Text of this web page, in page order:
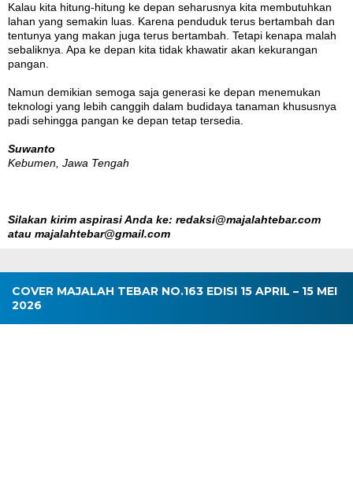
Kalau kita hitung-hitung ke depan seharusnya kita membutuhkan
lahan yang semakin luas. Karena penduduk terus bertambah dan
tentunya yang makan juga terus bertambah. Tetapi kenapa malah
sebaliknya. Apa ke depan kita tidak khawatir akan kekurangan
pangan.
Namun demikian semoga saja generasi ke depan menemukan
teknologi yang lebih canggih dalam budidaya tanaman khususnya
padi sehingga pangan ke depan tetap tersedia.
Suwanto
Kebumen, Jawa Tengah
Silakan kirim aspirasi Anda ke: redaksi@majalahtebar.com
atau majalahtebar@gmail.com
COVER MAJALAH TEBAR NO.163 EDISI 15 APRIL – 15 MEI
2026